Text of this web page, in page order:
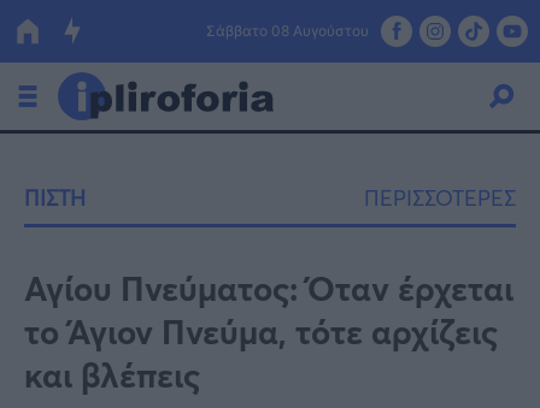
Σάββατο 08 Αυγούστου
Οικονομία
Πολιτική
Τράπεζες
Επιδοτήσεις
Κόσμος
ΠΙΣΤΗ ΠΕΡΙΣΣΟΤΕΡΕΣ
Αγίου Πνεύματος: Όταν έρχεται
το Άγιον Πνεύμα, τότε αρχίζεις
και βλέπεις